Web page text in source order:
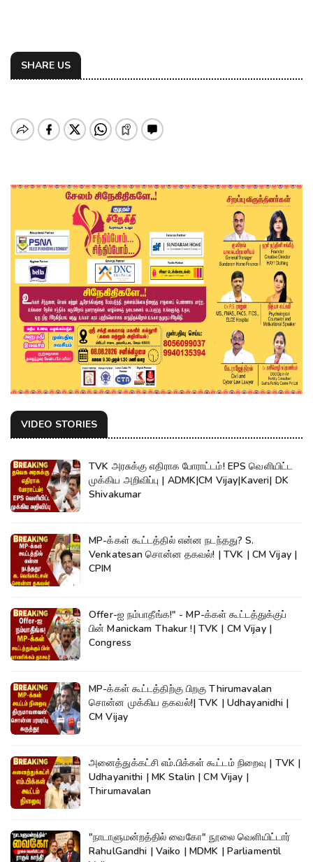
SHARE US
VIDEO STORIES
TVK அரசுக்கு எதிராக போராட்டம்! EPS வெளியிட்ட
முக்கிய அறிவிப்பு | ADMK|CM Vijay|Kaveri| DK
Shivakumar
MP-க்கள் கூட்டத்தில் என்ன நடந்தது? S.
Venkatesan சொன்ன தகவல்! | TVK | CM Vijay |
CPIM
Offer-ஐ நம்பாதீங்க!" - MP-க்கள் கூட்டத்துக்குப்
பின் Manickam Thakur !| TVK | CM Vijay |
Congress
MP-க்கள் கூட்டத்திற்கு பிறகு Thirumavalan
சொன்ன முக்கிய தகவல்!| TVK | Udhayanidhi |
CM Vijay
அனைத்துக்கட்சி எம்.பிக்கள் கூட்டம் நிறைவு | TVK |
Udhayanithi | MK Stalin | CM Vijay |
Thirumavalan
"நாடாளுமன்றத்தில் வைகோ" நூலை வெளியிட்டார்
RahulGandhi | Vaiko | MDMK | Parliamentil